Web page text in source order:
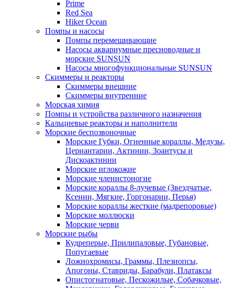
Prime
Red Sea
Hiker Ocean
Помпы и насосы
Помпы перемешивающие
Насосы аквариумные пресноводные и
морские SUNSUN
Насосы многофункциональные SUNSUN
Скиммеры и реакторы
Скиммеры внешние
Скиммеры внутренние
Морская химия
Помпы и устройства различного назначения
Кальциевые реакторы и наполнители
Морские беспозвоночные
Морские Губки, Огненные кораллы, Медузы,
Цериантарии, Актинии, Зоантусы и
Дискоактинии
Морские иглокожие
Морские членистоногие
Морские кораллы 8-лучевые (Звездчатые,
Ксении, Мягкие, Горгонарии, Перья)
Морские кораллы жесткие (мадрепоровые)
Морские моллюски
Морские черви
Морские рыбы
Кудреперые, Прилипаловые, Губановые,
Попугаевые
Ложнохромисы, Граммы, Плезиопсы,
Апогоны, Ставриды, Барабули, Платаксы
Опистогнатовые, Пескожилые, Собачковые,